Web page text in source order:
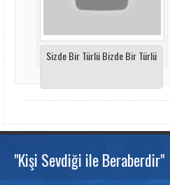
Sizde Bir Türlü Bizde Bir Türlü
"Kişi Sevdiği ile Beraberdir"